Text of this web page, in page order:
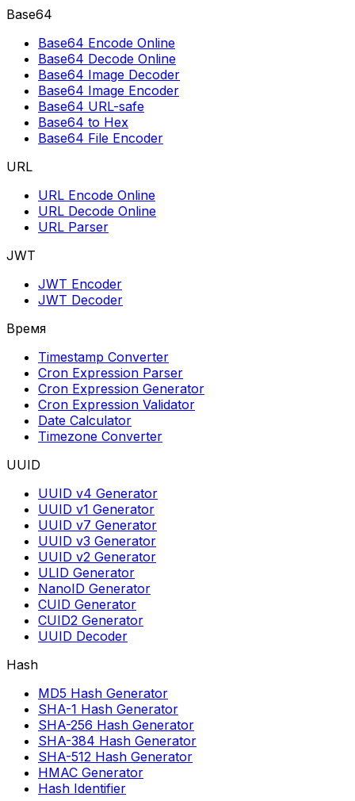
Base64
Base64 Encode Online
Base64 Decode Online
Base64 Image Decoder
Base64 Image Encoder
Base64 URL-safe
Base64 to Hex
Base64 File Encoder
URL
URL Encode Online
URL Decode Online
URL Parser
JWT
JWT Encoder
JWT Decoder
Время
Timestamp Converter
Cron Expression Parser
Cron Expression Generator
Cron Expression Validator
Date Calculator
Timezone Converter
UUID
UUID v4 Generator
UUID v1 Generator
UUID v7 Generator
UUID v3 Generator
UUID v2 Generator
ULID Generator
NanoID Generator
CUID Generator
CUID2 Generator
UUID Decoder
Hash
MD5 Hash Generator
SHA-1 Hash Generator
SHA-256 Hash Generator
SHA-384 Hash Generator
SHA-512 Hash Generator
HMAC Generator
Hash Identifier